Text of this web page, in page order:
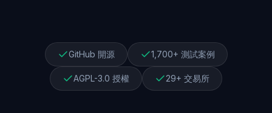
GitHub 開源 1,700+ 測試案例
AGPL-3.0 授權 29+ 交易所